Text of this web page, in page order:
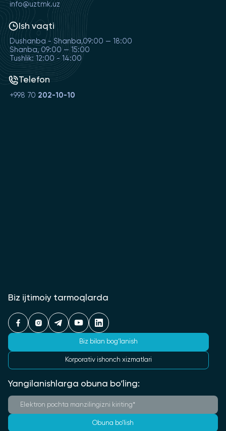
info@uztmk.uz
Ish vaqti
Dushanba - Shanba,09:00 — 18:00
Shanba, 09:00 — 15:00
Tushlik: 12:00 - 14:00
Telefon
+998 70 202-10-10
Biz ijtimoiy tarmoqlarda
Biz bilan bog‘lanish
Korporativ ishonch xizmatlari
Yangilanishlarga obuna bo‘ling:
Obuna bo‘lish